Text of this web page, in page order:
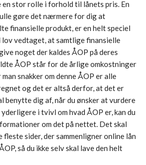
stor rolle i forhold til lånets pris. En
gøre det nærmere for dig at
finansielle produkt, er en helt speciel
lov vedtaget, at samtlige finansielle
noget der kaldes ÅOP på deres
ÅOP står for de årlige omkostninger
snakker om denne ÅOP er alle
og det er altså derfor, at det er
benytte dig af, når du ønsker at vurdere
i tvivl om hvad ÅOP er, kan du
om det på nettet. Det skal
sider, der sammenligner online lån
så du ikke selv skal lave den helt